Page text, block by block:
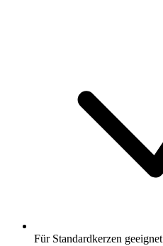
Für Standardkerzen geeignet